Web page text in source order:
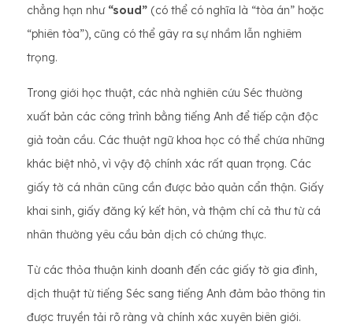
chẳng hạn như “soud” (có thể có nghĩa là “tòa án” hoặc
“phiên tòa”), cũng có thể gây ra sự nhầm lẫn nghiêm
trọng.
Trong giới học thuật, các nhà nghiên cứu Séc thường
xuất bản các công trình bằng tiếng Anh để tiếp cận độc
giả toàn cầu. Các thuật ngữ khoa học có thể chứa những
khác biệt nhỏ, vì vậy độ chính xác rất quan trọng. Các
giấy tờ cá nhân cũng cần được bảo quản cẩn thận. Giấy
khai sinh, giấy đăng ký kết hôn, và thậm chí cả thư từ cá
nhân thường yêu cầu bản dịch có chứng thực.
Từ các thỏa thuận kinh doanh đến các giấy tờ gia đình,
dịch thuật từ tiếng Séc sang tiếng Anh đảm bảo thông tin
được truyền tải rõ ràng và chính xác xuyên biên giới.